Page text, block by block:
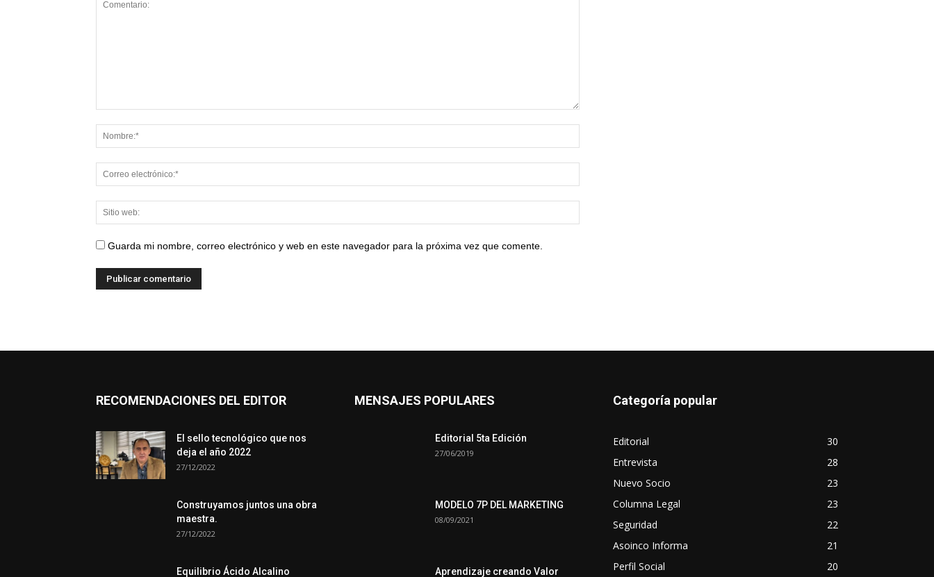
Guarda mi nombre, correo electrónico y web en este navegador para la próxima vez que comente.
RECOMENDACIONES DEL EDITOR
El sello tecnológico que nos
deja el año 2022
27/12/2022
Construyamos juntos una obra
maestra.
27/12/2022
Equilibrio Ácido Alcalino
MENSAJES POPULARES
Editorial 5ta Edición
27/06/2019
MODELO 7P DEL MARKETING
08/09/2021
Aprendizaje creando Valor
Categoría popular
Editorial
30
Entrevista
28
Nuevo Socio
23
Columna Legal
23
Seguridad
22
Asoinco Informa
21
Perfil Social
20